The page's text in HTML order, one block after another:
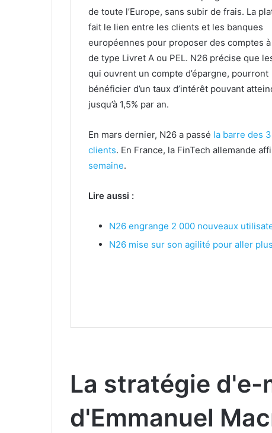
de toute l’Europe, sans subir de frais. La
fait le lien entre les clients et les banques
européennes pour proposer des comptes
de type Livret A ou PEL. N26 précise que
qui ouvrent un compte d’épargne, pourront
bénéficier d’un taux d’intérêt pouvant
jusqu’à 1,5% par an.
En mars dernier, N26 a passé la barre des
clients. En France, la FinTech allemande
semaine.
Lire aussi :
N26 engrange 2 000 nouveaux
N26 mise sur son agilité pour aller
La stratégie d'e-
d'Emmanuel